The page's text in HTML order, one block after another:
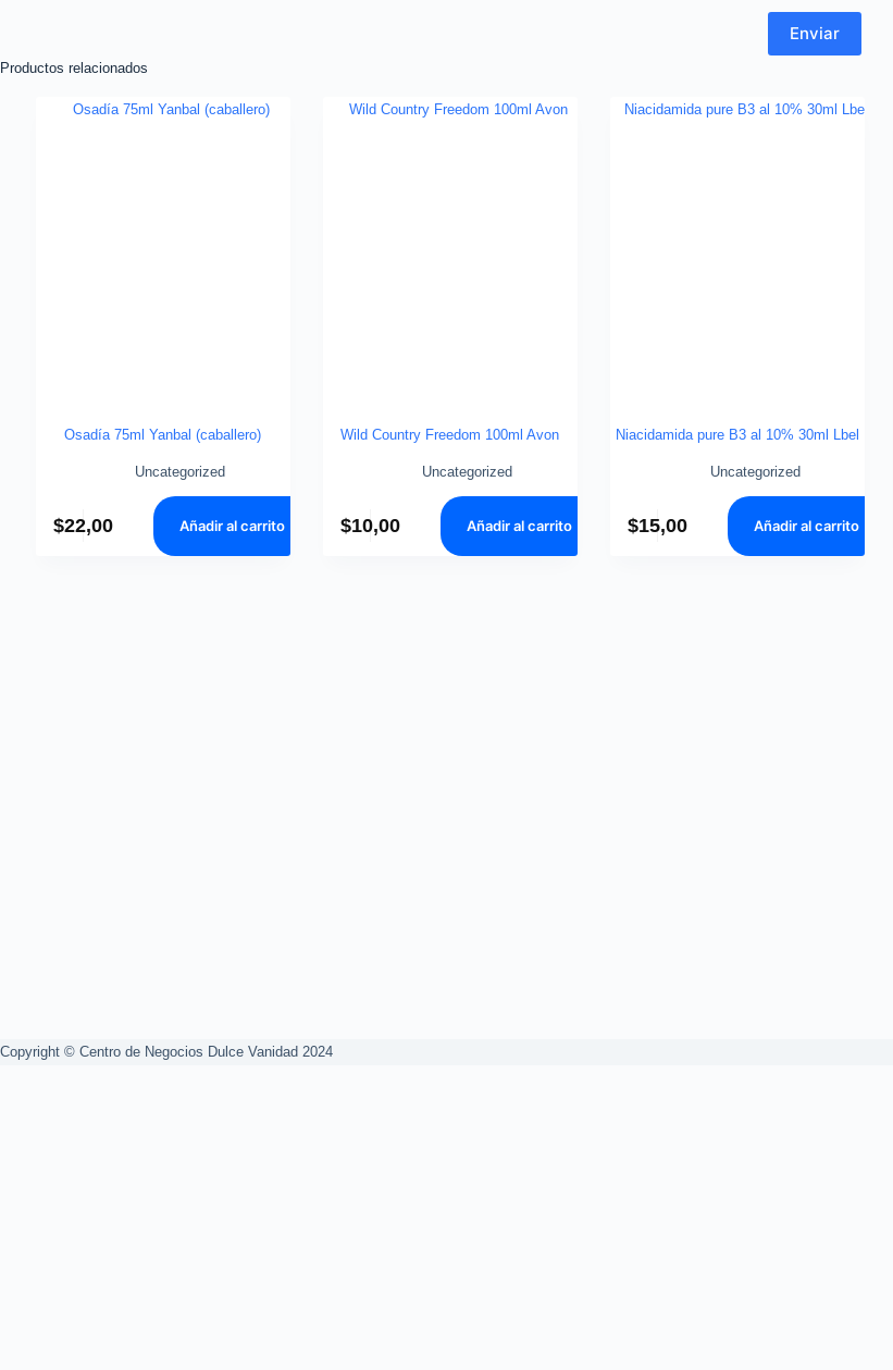
Enviar
Productos relacionados
Osadía 75ml Yanbal (caballero)
Uncategorized
$22,00 Añadir al carrito
Wild Country Freedom 100ml Avon
Uncategorized
$10,00 Añadir al carrito
Niacidamida pure B3 al 10% 30ml Lbel
Uncategorized
$15,00 Añadir al carrito
Copyright © Centro de Negocios Dulce Vanidad 2024